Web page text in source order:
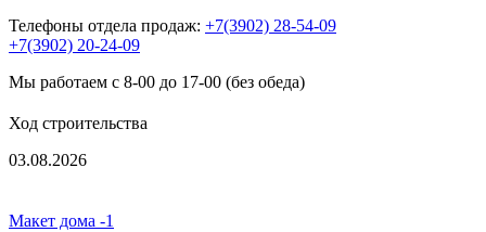
Телефоны отдела продаж: +7(3902) 28-54-09
+7(3902) 20-24-09
Мы работаем с 8-00 до 17-00 (без обеда)
Ход строительства
03.08.2026
Макет дома -1